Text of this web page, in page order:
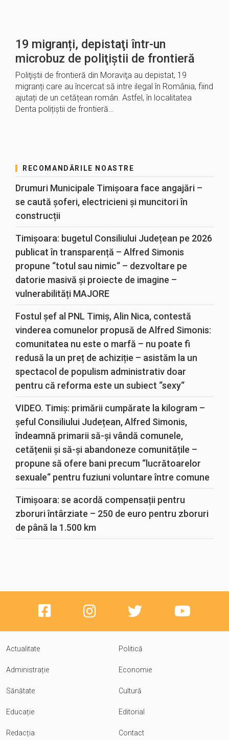
19 migranți, depistaţi într-un
microbuz de poliţiştii de frontieră
Poliţiştii de frontieră din Moraviţa au depistat, 19
migranți care au încercat să intre ilegal în România, fiind
ajutați de un cetățean român. Astfel, în localitatea
Denta polițiștii de frontieră…
RECOMANDĂRILE NOASTRE
Drumuri Municipale Timișoara face angajări –
se caută șoferi, electricieni și muncitori în
construcții
Timișoara: bugetul Consiliului Județean pe 2026
publicat în transparență – Alfred Simonis
propune “totul sau nimic“ – dezvoltare pe
datorie masivă și proiecte de imagine –
vulnerabilități MAJORE
Fostul șef al PNL Timiș, Alin Nica, contestă
vinderea comunelor propusă de Alfred Simonis:
comunitatea nu este o marfă – nu poate fi
redusă la un preț de achiziție – asistăm la un
spectacol de populism administrativ doar
pentru că reforma este un subiect “sexy“
VIDEO. Timiș: primării cumpărate la kilogram –
șeful Consiliului Județean, Alfred Simonis,
îndeamnă primarii să-și vândă comunele,
cetățenii și să-și abandoneze comunitățile –
propune să ofere bani precum “lucrătoarelor
sexuale“ pentru fuziuni voluntare între comune
Timișoara: se acordă compensații pentru
zboruri întârziate – 250 de euro pentru zboruri
de până la 1.500 km
Actualitate Politică
Administrație Economie
Sănătate Cultură
Educație Editorial
Redacția Contact